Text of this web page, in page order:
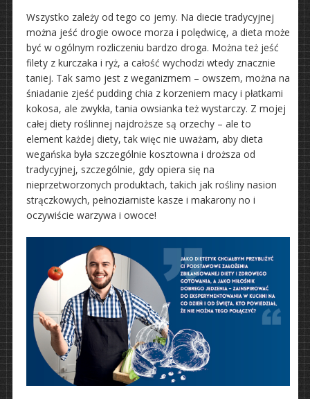
Wszystko zależy od tego co jemy. Na diecie tradycyjnej
można jeść drogie owoce morza i polędwicę, a dieta może
być w ogólnym rozliczeniu bardzo droga. Można też jeść
filety z kurczaka i ryż, a całość wychodzi wtedy znacznie
taniej. Tak samo jest z weganizmem – owszem, można na
śniadanie zjeść pudding chia z korzeniem macy i płatkami
kokosa, ale zwykła, tania owsianka też wystarczy. Z mojej
całej diety roślinnej najdroższe są orzechy – ale to
element każdej diety, tak więc nie uważam, aby dieta
wegańska była szczególnie kosztowna i droższa od
tradycyjnej, szczególnie, gdy opiera się na
nieprzetworzonych produktach, takich jak rośliny nasion
strączkowych, pełnoziarniste kasze i makarony no i
oczywiście warzywa i owoce!